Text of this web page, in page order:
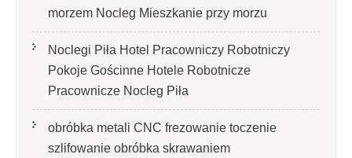
morzem Nocleg Mieszkanie przy morzu
Noclegi Piła Hotel Pracowniczy Robotniczy
Pokoje Gościnne Hotele Robotnicze
Pracownicze Nocleg Piła
obróbka metali CNC frezowanie toczenie
szlifowanie obróbka skrawaniem